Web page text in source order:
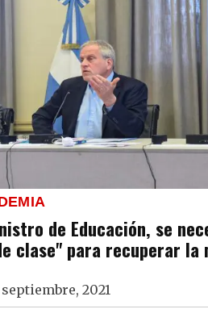
de Educación, se
clase" para recuperar la
2021